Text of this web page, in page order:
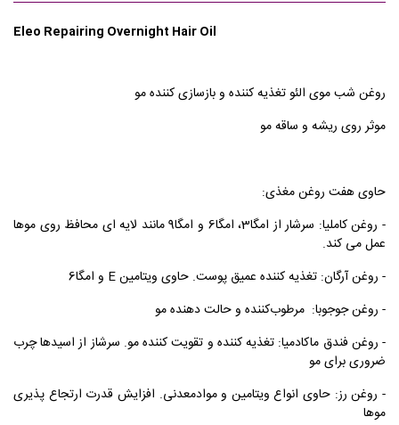
Eleo Repairing Overnight Hair Oil
روغن شب موی الئو تغذیه کننده و بازسازی کننده مو
موثر روی ریشه و ساقه مو
حاوی هفت روغن مغذی:
- روغن کاملیا: سرشار از امگا3، امگا6 و امگا9 مانند لایه ای محافظ روی موها
عمل می کند.
- روغن آرگان: تغذیه کننده عمیق پوست. حاوی ویتامین E و امگا6
- روغن جوجوبا: مرطوب‌کننده و حالت دهنده مو
- روغن فندق ماکادمیا: تغذیه کننده و تقویت کننده مو. سرشاز از اسیدها چرب
ضروری برای مو
- روغن رز: حاوی انواع ویتامین و موادمعدنی. افزایش قدرت ارتجاع پذیری
موها